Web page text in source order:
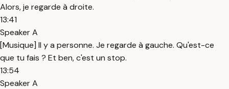
Alors, je regarde à droite.
13:41
Speaker A
[Musique] Il y a personne. Je regarde à gauche. Qu'est-ce
que tu fais ? Et ben, c'est un stop.
13:54
Speaker A